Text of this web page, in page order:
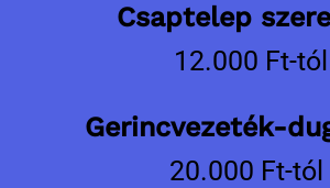
Csaptelep
12.000 Ft-tól
Gerincvezeték-
20.000 Ft-tól